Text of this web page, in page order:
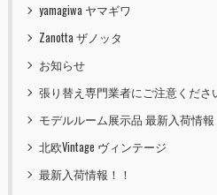
yamagiwa ヤマギワ
Zanotta ザノッタ
お知らせ
張り替え専門業者にご注意くださ
モデルルーム展示品 最新入荷情報
北欧Vintage ヴィンテージ
最新入荷情報！！